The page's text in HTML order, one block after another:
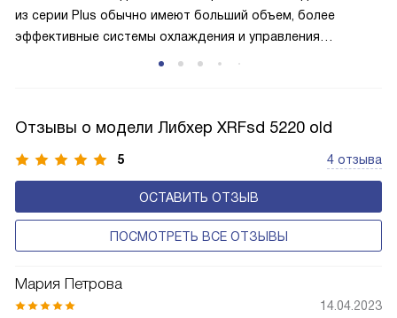
из серии Plus обычно имеют больший объем, более
эффективные системы охлаждения и управления
свежести. Бытовая техника из этой линейки отличается
привлекательным внешним видом, расширенными
возможностями и высокой функциональностью.
Отзывы о модели Либхер XRFsd 5220 old
5 4 отзыва
ОСТАВИТЬ ОТЗЫВ
ПОСМОТРЕТЬ ВСЕ ОТЗЫВЫ
Мария Петрова
14.04.2023